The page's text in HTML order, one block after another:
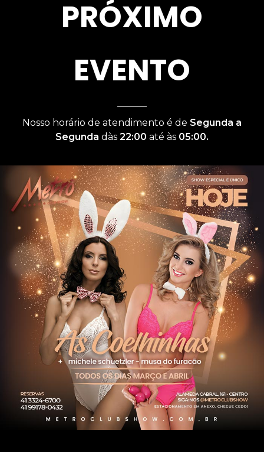
PRÓXIMO
EVENTO
Nosso horário de atendimento é de Segunda a
Segunda dàs 22:00 até às 05:00.